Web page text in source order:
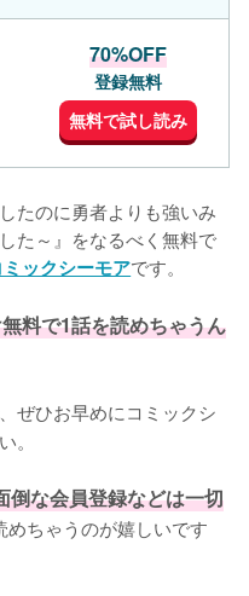
70%OFF
登録無料
無料で試し読み
たのに勇者よりも強いみ
た～』をなるべく無料で
ミックシーモアです。
料で1話を読めちゃうん
ぜひお早めにコミックシ
倒な会員登録などは一切
めちゃうのが嬉しいです